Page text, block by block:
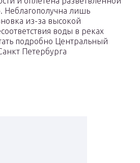
Неблагополучна лишь
из-за высокой
воды в реках
подробно Центральный
Петербурга